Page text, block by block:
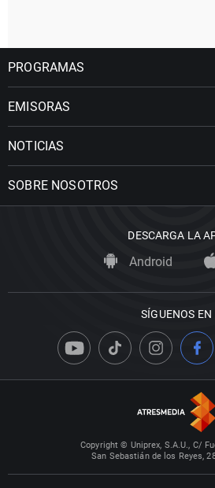
PROGRAMAS
EMISORAS
NOTICIAS
SOBRE NOSOTROS
DESCARGA LA
Android
SÍGUENOS EN
Copyright © Uniprex, S.A.U., C/
San Sebastián de los Reyes,